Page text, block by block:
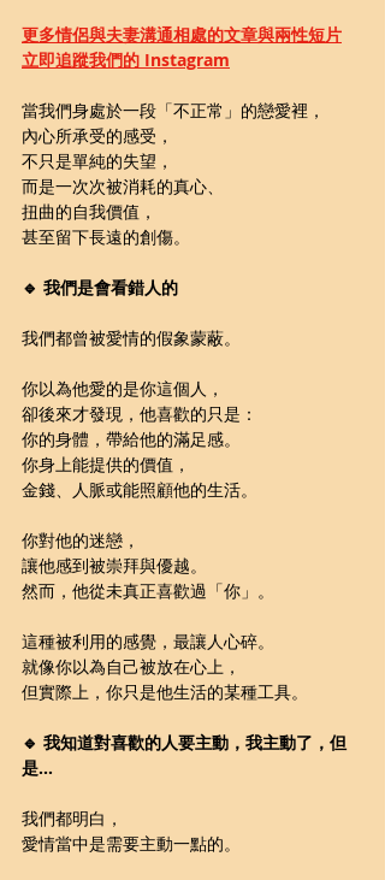
更多情侶與夫妻溝通相處的文章與兩性短片
立即追蹤我們的 Instagram
當我們身處於一段「不正常」的戀愛裡，
內心所承受的感受，
不只是單純的失望，
而是一次次被消耗的真心、
扭曲的自我價值，
甚至留下長遠的創傷。
🔹 我們是會看錯人的
我們都曾被愛情的假象蒙蔽。
你以為他愛的是你這個人，
卻後來才發現，他喜歡的只是：
你的身體，帶給他的滿足感。
你身上能提供的價值，
金錢、人脈或能照顧他的生活。
你對他的迷戀，
讓他感到被崇拜與優越。
然而，他從未真正喜歡過「你」。
這種被利用的感覺，最讓人心碎。
就像你以為自己被放在心上，
但實際上，你只是他生活的某種工具。
🔹 我知道對喜歡的人要主動，我主動了，但
是…
我們都明白，
愛情當中是需要主動一點的。